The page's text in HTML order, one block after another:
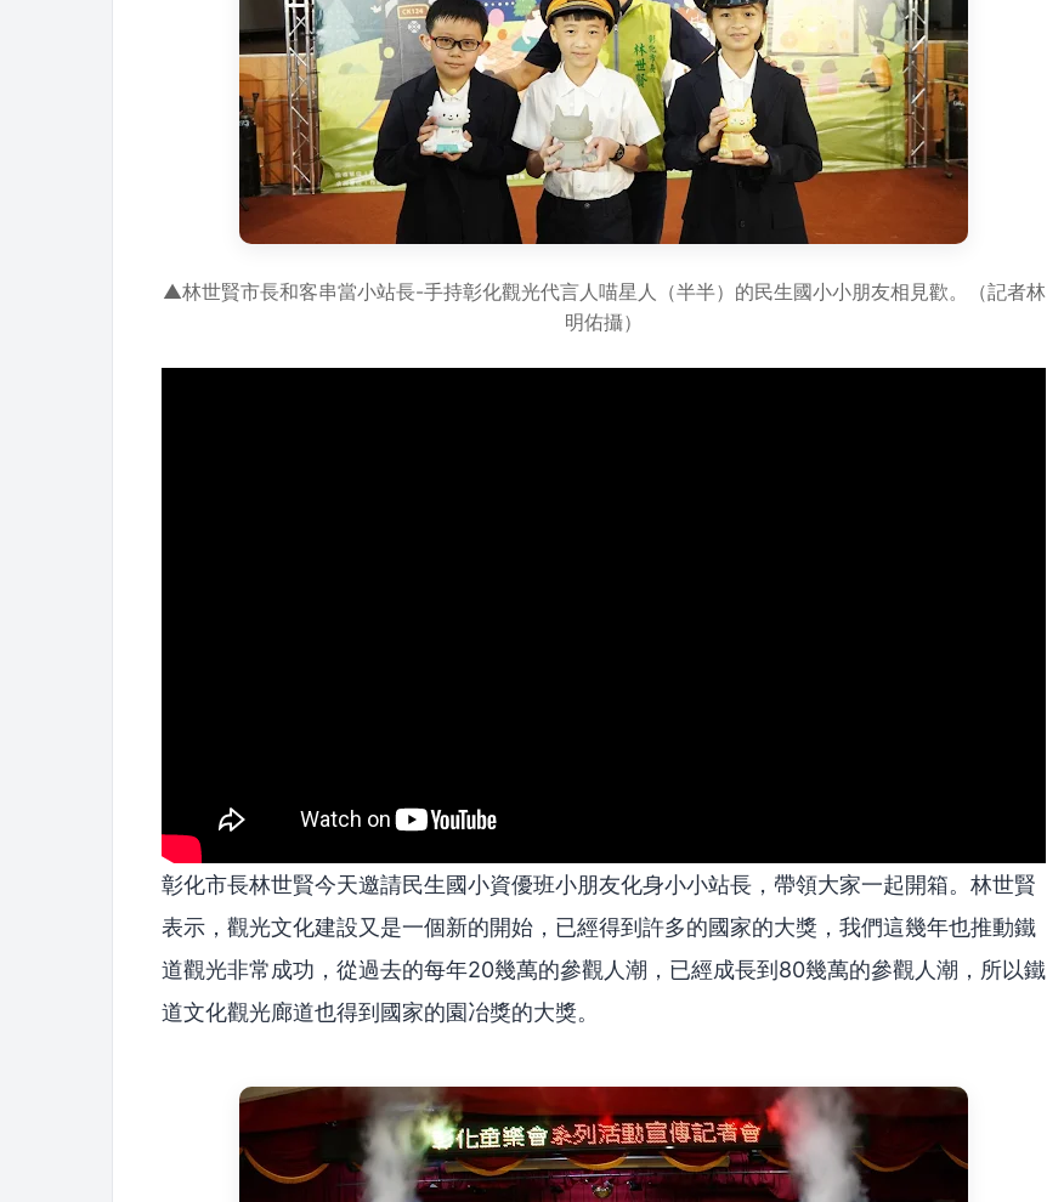
▲林世賢市長和客串當小站長-手持彰化觀光代言人喵星人（半半）的民生國小小朋友相見歡。（記者林
明佑攝）
彰化市長林世賢今天邀請民生國小資優班小朋友化身小小站長，帶領大家一起開箱。林世賢
表示，觀光文化建設又是一個新的開始，已經得到許多的國家的大獎，我們這幾年也推動鐵
道觀光非常成功，從過去的每年20幾萬的參觀人潮，已經成長到80幾萬的參觀人潮，所以鐵
道文化觀光廊道也得到國家的園冶獎的大獎。